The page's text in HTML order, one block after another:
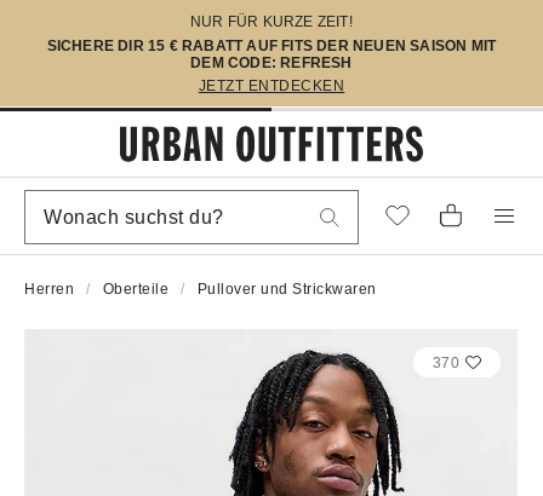
NUR FÜR KURZE ZEIT!
SICHERE DIR 15 € RABATT AUF FITS DER NEUEN SAISON MIT
DEM CODE: REFRESH
JETZT ENTDECKEN
Herren Oberteile Pullover und Strickwaren
370